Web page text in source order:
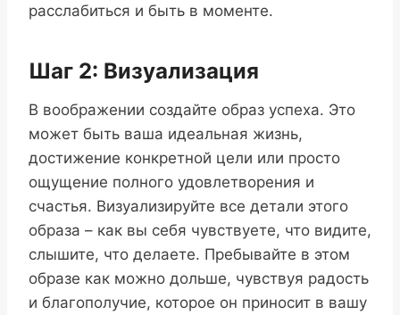
расслабиться и быть в моменте.
Шаг 2: Визуализация
В воображении создайте образ успеха. Это
может быть ваша идеальная жизнь,
достижение конкретной цели или просто
ощущение полного удовлетворения и
счастья. Визуализируйте все детали этого
образа – как вы себя чувствуете, что видите,
слышите, что делаете. Пребывайте в этом
образе как можно дольше, чувствуя радость
и благополучие, которое он приносит в вашу